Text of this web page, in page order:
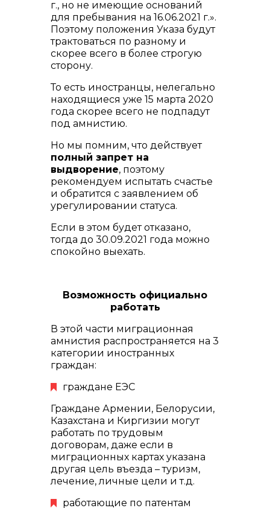
г., но не имеющие оснований
для пребывания на 16.06.2021 г.».
Поэтому положения Указа будут
трактоваться по разному и
скорее всего в более строгую
сторону.
То есть иностранцы, нелегально
находящиеся уже 15 марта 2020
года скорее всего не подпадут
под амнистию.
Но мы помним, что действует
полный запрет на
выдворение, поэтому
рекомендуем испытать счастье
и обратится с заявлением об
урегулировании статуса.
Если в этом будет отказано,
тогда до 30.09.2021 года можно
спокойно выехать.
Возможность официально
работать
В этой части миграционная
амнистия распространяется на 3
категории иностранных
граждан:
граждане ЕЭС
Граждане Армении, Белорусии,
Казахстана и Киргизии могут
работать по трудовым
договорам, даже если в
миграционных картах указана
другая цель въезда – туризм,
лечение, личные цели и т.д.
работающие по патентам